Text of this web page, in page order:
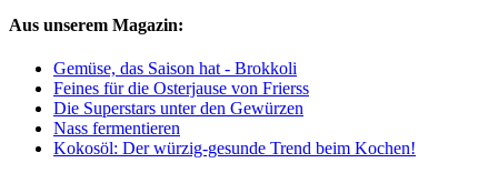
Aus unserem Magazin:
Gemüse, das Saison hat - Brokkoli
Feines für die Osterjause von Frierss
Die Superstars unter den Gewürzen
Nass fermentieren
Kokosöl: Der würzig-gesunde Trend beim Kochen!